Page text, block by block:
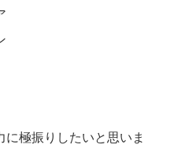
極振りしたいと思いま